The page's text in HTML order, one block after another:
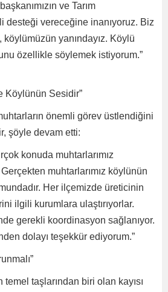
ve Tarım
desteği vereceğine inanıyoruz. Biz
yanındayız. Köylü
özellikle söylemek istiyorum.”
Köylünün Sesidir”
önemli görev üstlendiğini
şöyle devam etti:
konuda muhtarlarımız
muhtarlarımız köylünün
Her ilçemizde üreticinin
ilgili kurumlara ulaştırıyorlar.
gerekli koordinasyon sağlanıyor.
dolayı teşekkür ediyorum.”
taşlarından biri olan kayısı